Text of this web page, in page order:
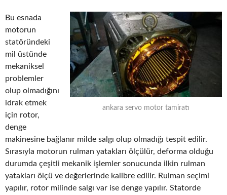
ankara servo motor tamiratı
Bu esnada
motorun
statöründeki
mil üstünde
mekaniksel
problemler
olup olmadığını
idrak etmek
için rotor,
denge
makinesine bağlanır milde salgı olup olmadığı tespit edilir.
Sırasıyla motorun rulman yatakları ölçülür, deforma olduğu
durumda çeşitli mekanik işlemler sonucunda ilkin rulman
yatakları ölçü ve değerlerinde kalibre edilir. Rulman seçimi
yapılır, rotor milinde salgı var ise denge yapılır. Statorde